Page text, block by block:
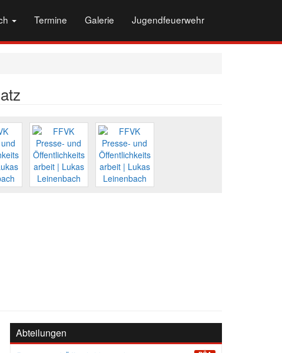
Termine Galerie Jugendfeuerwehr
Abteilungen